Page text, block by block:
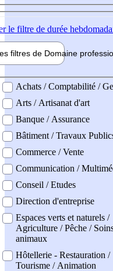
le filtre de durée
filtres de Domaine pro
professionel
Achats / Comptabilité /
Arts / Artisanat d'art
Banque / Assurance
Bâtiment / Travaux
Commerce / Vente
Communication /
Conseil / Etudes
Direction d'entreprise
Espaces verts et naturels /
Agriculture / Pêche /
animaux
Hôtellerie - Restauration /
Tourisme / Animation